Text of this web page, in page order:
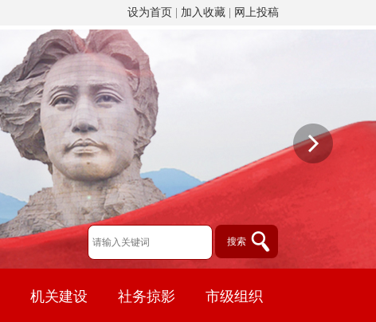
设为首页 加入收藏 网上投稿
机关建设 社务掠影 市级组织